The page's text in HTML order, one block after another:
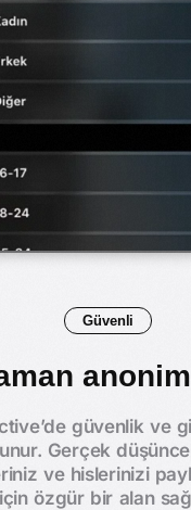
Güvenli
anonim
güvenlik ve
Gerçek
ve hislerinizi
için özgür bir alan